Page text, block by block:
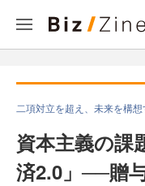
二項対立を超え、未来を構想
資本主義の課
済2.0」──贈